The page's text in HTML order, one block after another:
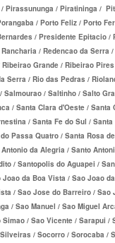
PLANO DE SAÚDE
PLANO DE SAÚDE
PLANO DE SAÚDE
MEDCARE PLANO DE
PLANO DE
SANTAMALIA
SOMPO
SULAMERICA
TRANSMONTANO
UNIHOSP
SISTEMAS
UNIMED
Pirassununga / Piratininga /
/ Porto Feliz / Porto
/ Presidente Epitacio /
/ Redencao da
Grande / Ribeirao
Serra / Rio das Pedras /
/ Saltinho / Salto
/ Santa Clara d'Oeste /
/ Santa Fe do Sul /
Passa Quatro / Santa Rosa
da Alegria / Santo
/ Santopolis do Aguapei /
da Boa Vista / Sao Joao
/ Sao Jose do Barreiro /
/ Sao Manuel / Sao Miguel
Simao / Sao Vicente / Sarapui
/ Socorro / Sorocaba /